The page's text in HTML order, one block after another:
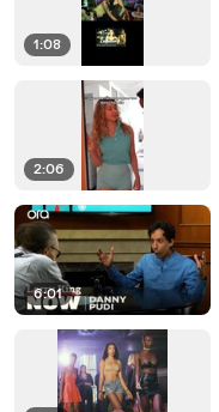
1:08
2:06
6:01